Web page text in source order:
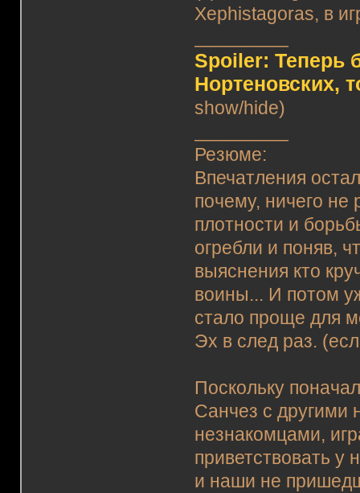
Xephistagoras, в
Spoiler: Теперь
Нортеновских,
show/hide)
Резюме:
Впечатления
почему, ничего не
плотности и
огребли и поняв,
выяснения кто
воины... И потом
стало проще для
Эх в след раз.
Поскольку
Санчез с другими
незнакомцами,
приветствовать
и наши не